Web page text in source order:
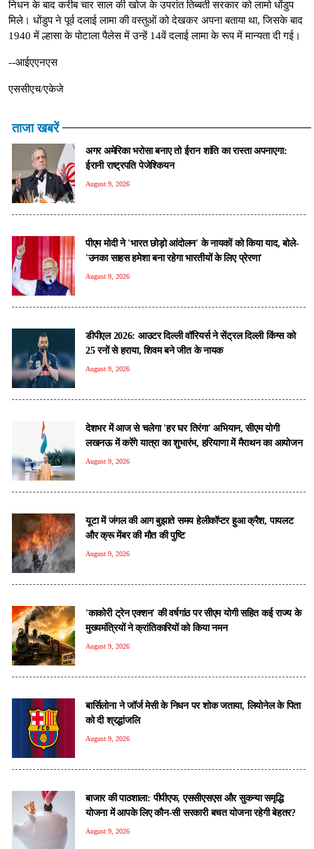
निधन के बाद करीब चार साल की खोज के उपरांत तिब्बती सरकार को लामो धोंडुप
मिले। धोंडुप ने पूर्व दलाई लामा की वस्तुओं को देखकर अपना बताया था, जिसके बाद
1940 में ल्हासा के पोटाला पैलेस में उन्हें 14वें दलाई लामा के रूप में मान्यता दी गई।
--आईएएनएस
एससीएच/एकेजे
ताजा खबरें
अगर अमेरिका भरोसा बनाए तो ईरान शांति का रास्ता अपनाएगा:
ईरानी राष्ट्रपति पेजेश्कियन
August 9, 2026
पीएम मोदी ने 'भारत छोड़ो आंदोलन' के नायकों को किया याद, बोले-
'उनका साहस हमेशा बना रहेगा भारतीयों के लिए प्रेरणा'
August 9, 2026
डीपीएल 2026: आउटर दिल्ली वॉरियर्स ने सेंट्रल दिल्ली किंग्स को
25 रनों से हराया, शिवम बने जीत के नायक
August 9, 2026
देशभर में आज से चलेगा 'हर घर तिरंगा' अभियान, सीएम योगी
लखनऊ में करेंगे यात्रा का शुभारंभ, हरियाणा में मैराथन का आयोजन
August 9, 2026
यूटा में जंगल की आग बुझाते समय हेलीकॉप्टर हुआ क्रैश, पायलट
और क्रू मेंबर की मौत की पुष्टि
August 9, 2026
'काकोरी ट्रेन एक्शन' की वर्षगांठ पर सीएम योगी सहित कई राज्य के
मुख्यमंत्रियों ने क्रांतिकारियों को किया नमन
August 9, 2026
बार्सिलोना ने जॉर्ज मेसी के निधन पर शोक जताया, लियोनेल के पिता
को दी श्रद्धांजलि
August 9, 2026
बाजार की पाठशाला: पीपीएफ, एससीएसएस और सुकन्या समृद्धि
योजना में आपके लिए कौन-सी सरकारी बचत योजना रहेगी बेहतर?
August 9, 2026